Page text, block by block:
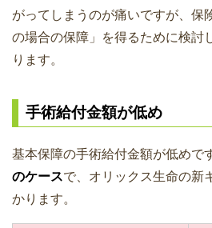
がってしまうのが痛いですが、保
の場合の保障」を得るために検討
ります。
手術給付金額が低め
基本保障の手術給付金額が低めで
のケースで、オリックス生命の新
かります。